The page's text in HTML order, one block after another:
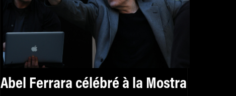
Abel Ferrara célébré à la Mostra